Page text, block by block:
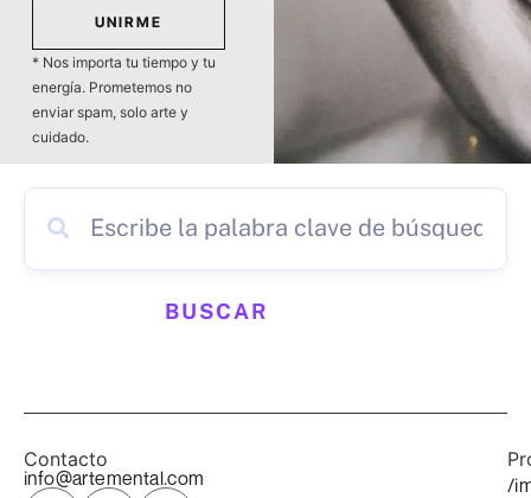
UNIRME
* Nos importa tu tiempo y tu
energía. Prometemos no
enviar spam, solo arte y
cuidado.
BUSCAR
Contacto
info@artemental.com
/